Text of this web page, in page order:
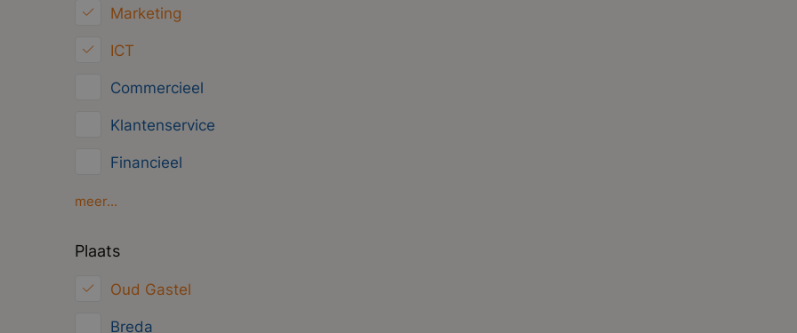
Marketing
ICT
Commercieel
Klantenservice
Financieel
HRM
meer...
Plaats
Oud Gastel
Breda